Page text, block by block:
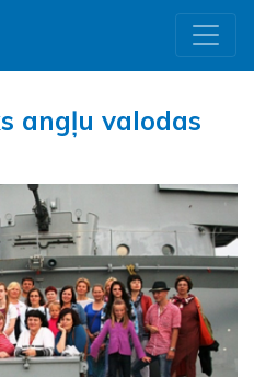
angļu valodas